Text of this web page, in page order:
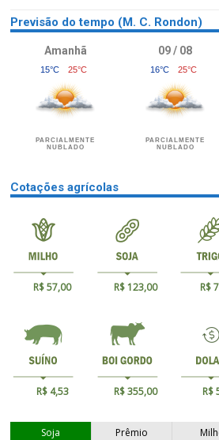
Previsão do tempo (M. C. Rondon)
Amanhã
15°C 25°C
PARCIALMENTE
NUBLADO
09 / 08
16°C 25°C
PARCIALMENTE
NUBLADO
Cotações agrícolas
R$ 57,00 R$ 123,00 R$
R$ 4,53 R$ 355,00 R$
Soja Prêmio